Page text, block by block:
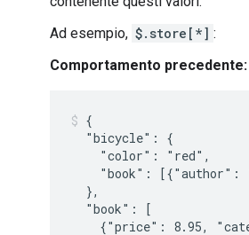
Ad esempio, $.store[*] :
Comportamento precedente:
{
  "bicycle": {
    "color": "red",
"book": [{"author":
  },
  "book": [
{"price": 8.95,